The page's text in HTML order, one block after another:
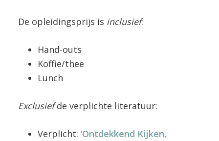
De opleidingsprijs is inclusief:
Hand-outs
Koffie/thee
Lunch
Exclusiefde verplichte literatuur:
Verplicht:‘Ontdekkend Kijken,